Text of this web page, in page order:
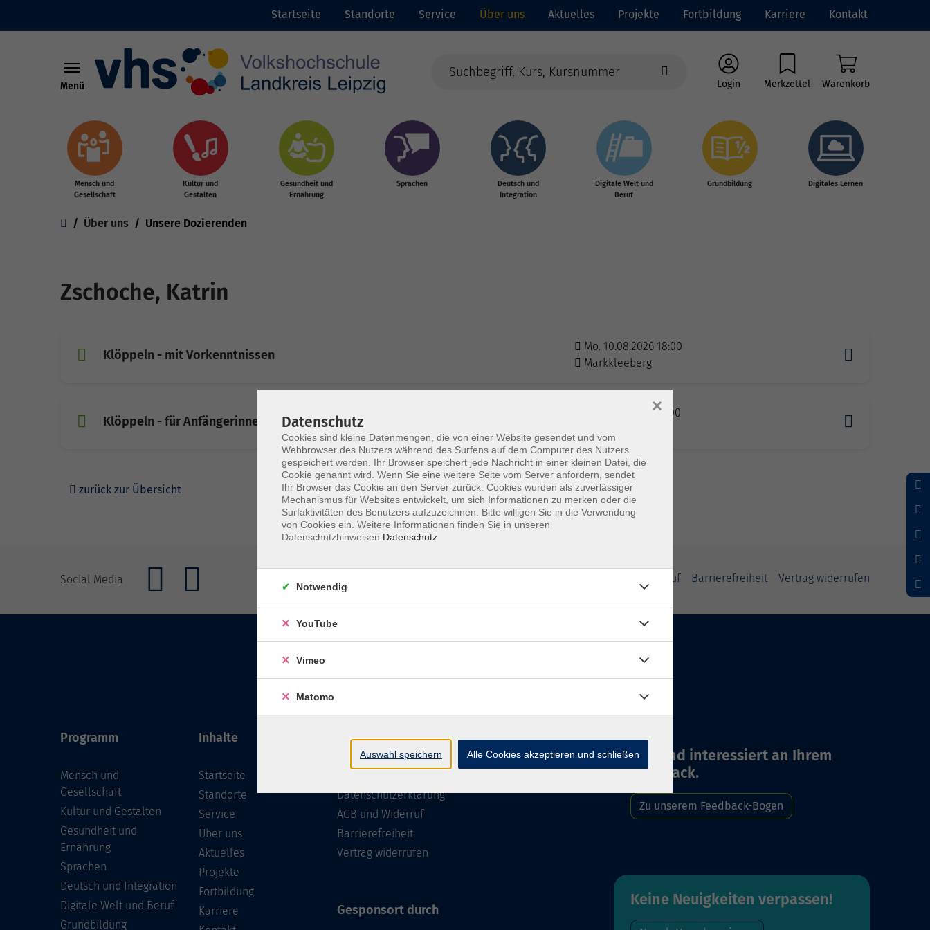
Startseite Standorte Service Über uns Aktuelles Projekte Fortbildung Karriere Kontakt
Menü Login Merkzettel Warenkorb
Mensch und
Gesellschaft
Kultur und
Gestalten
Gesundheit und
Ernährung
Sprachen
Deutsch und
Integration
Digitale Welt und
Beruf
Grundbildung Digitales Lernen
Sie sind hier:
Über uns Unsere Dozierenden
Zschoche, Katrin
Klöppeln - mit Vorkenntnissen
Mo. 10.08.2026 18:00
Markkleeberg
Klöppeln - für Anfängerinnen
Mo. 17.08.2026 18:00
zurück zur Übersicht
Social Media AGB und Widerruf Barrierefreiheit Vertrag widerrufen
Programm
Mensch und
Gesellschaft
Kultur und Gestalten
Gesundheit und
Ernährung
Sprachen
Deutsch und Integration
Digitale Welt und Beruf
Grundbildung
Inhalte
Startseite
Standorte
Service
Über uns
Aktuelles
Projekte
Fortbildung
Karriere
Rechtliches
Datenschutzerklärung
AGB und Widerruf
Barrierefreiheit
Vertrag widerrufen
Gesponsort durch
Wir sind interessiert an Ihrem
Feedback.
Zu unserem Feedback-Bogen
Keine Neuigkeiten verpassen!
Datenschutz
Cookies sind kleine Datenmengen, die von einer Website gesendet und vom
Webbrowser des Nutzers während des Surfens auf dem Computer des Nutzers
gespeichert werden. Ihr Browser speichert jede Nachricht in einer kleinen Datei, die
Cookie genannt wird. Wenn Sie eine weitere Seite vom Server anfordern, sendet
Ihr Browser das Cookie an den Server zurück. Cookies wurden als zuverlässiger
Mechanismus für Websites entwickelt, um sich Informationen zu merken oder die
Surfaktivitäten des Benutzers aufzuzeichnen. Bitte willigen Sie in die Verwendung
von Cookies ein. Weitere Informationen finden Sie in unseren
Datenschutzhinweisen. Datenschutz
×
Notwendig
YouTube
Vimeo
Matomo
Auswahl speichern Alle Cookies akzeptieren und schließen